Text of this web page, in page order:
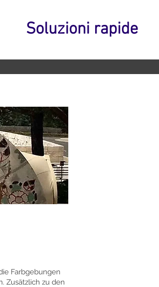
Soluzioni rapide
Farbgebungen
Zusätzlich zu den